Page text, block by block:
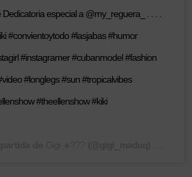
especial a @my_reguera_ . . . .
#convientoytodo #lasjabas #humor
#instagramer #cubanmodel #fashion
#longlegs #sun #tropicalvibes
#theellenshow #kiki